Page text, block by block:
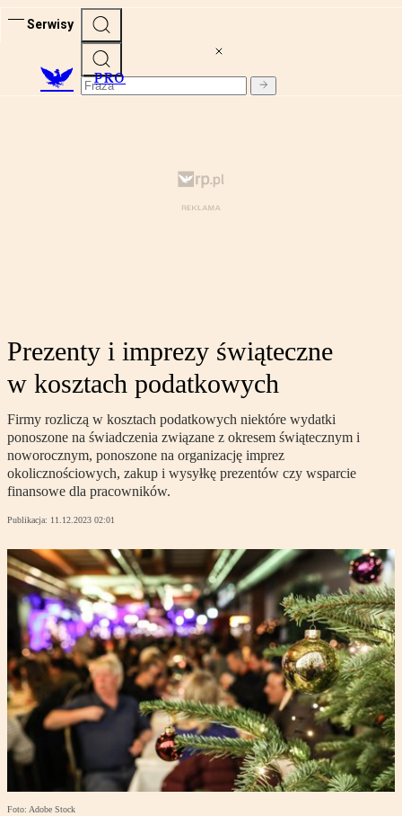
Serwisy
PRO
Prezenty i imprezy świąteczne
w kosztach podatkowych
Firmy rozliczą w kosztach podatkowych niektóre wydatki
ponoszone na świadczenia związane z okresem świątecznym i
noworocznym, ponoszone na organizację imprez
okolicznościowych, zakup i wysyłkę prezentów czy wsparcie
finansowe dla pracowników.
Publikacja: 11.12.2023 02:01
Foto: Adobe Stock